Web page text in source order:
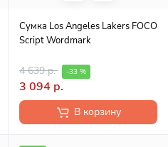
Сумка Los Angeles Lakers FOCO
Script Wordmark
4 639 р. -33 %
3 094 р.
В корзину